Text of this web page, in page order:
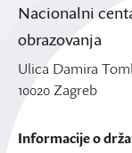
Nacionalni
obrazovanja
Ulica Damira
10020 Zagreb
Informacije o